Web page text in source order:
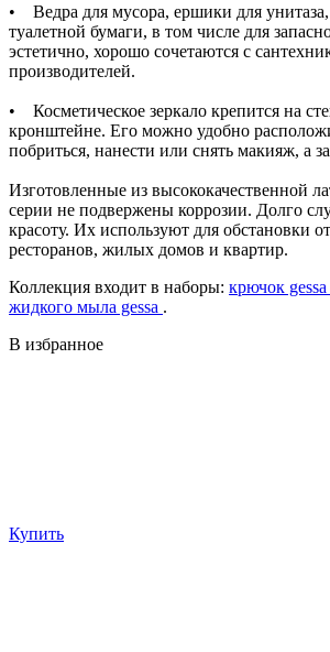
• Ведра для мусора, ершики для
туалетной бумаги, в том числе для
эстетично, хорошо сочетаются с
производителей.
• Косметическое зеркало крепится на
кронштейне. Его можно удобно
побриться, нанести или снять макияж, а
Изготовленные из высококачественной
серии не подвержены коррозии. Долго
красоту. Их используют для обстановки
ресторанов, жилых домов и квартир.
Коллекция входит в наборы: крючок gessa
жидкого мыла gessa .
В избранное
Купить